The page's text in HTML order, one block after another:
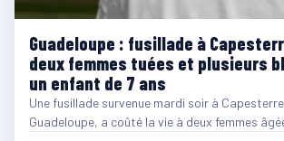
Guadeloupe : fusillade à
deux femmes tuées et plusieurs
un enfant de 7 ans
Une fusillade survenue mardi soir à
Guadeloupe, a coûté la vie à deux femmes